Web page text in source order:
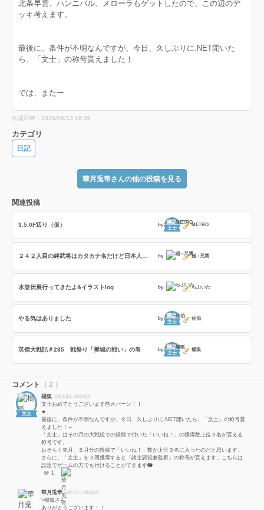
北条早雲、ハンニバル、メローラもゲットしたので、この辺のデ
ッキ考えます。
最後に、条件が不明なんですが、今日、久しぶりに.NET開いた
ら、「文士」の称号貰えました！
では、またー
作成日時：2026/06/13 16:39
カテゴリ
日記
華月兎帝さんの他の投稿を見る
関連投稿
3.5.0F辺り（仮） by
文士
METRO
by 超♂兄貴
水滸伝展行ってきたよ&イラストlog by らぶいた
やる気はありました by
文士
佐伯
英傑大戦記＃285 戦祭り「樊城の戦い」の巻 by
文士
楊狐
コメント （ 2 ）
文士
楊狐 6月13日 18時41分
文士おめでとうございます🎂🎉パーン！！
★
最後に、条件が不明なんですが、今日、久しぶりに.NET開いたら、「文士」の称号貰
えました！←
「文士」はその月の大戦組での投稿で付いた「いいね！」の獲得数上位３名が貰える
称号です。
おそらく先月、５月分の投稿で「いいね！」数が上位３名に入ったのだと思います。
さらに、「文士」を３回獲得すると「諸士調役兼監察」の称号が貰えます。こちらは
設定でゲームの方でも付けることができます🐘
1
華月兎帝 6月13日 20時6分
>楊狐さん
ありがとうございます！！